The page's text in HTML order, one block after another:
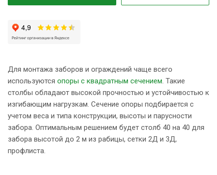
Для монтажа заборов и ограждений чаще всего
используются опоры с квадратным сечением. Такие
столбы обладают высокой прочностью и устойчивостью к
изгибающим нагрузкам. Сечение опоры подбирается с
учетом веса и типа конструкции, высоты и парусности
забора. Оптимальным решением будет столб 40 на 40 для
забора высотой до 2 м из рабицы, сетки 2Д и 3Д,
профлиста.